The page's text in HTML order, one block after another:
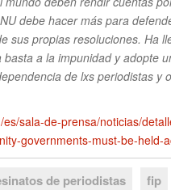
debe hacer más para
sus propias resoluciones. Ha
a la impunidad y adopte
de lxs periodistas y
es/sala-de-prensa/noticias/
governments-must-be-
de periodistas fip